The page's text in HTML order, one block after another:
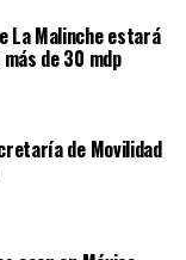
La Malinche estará
de 30 mdp
de Movilidad